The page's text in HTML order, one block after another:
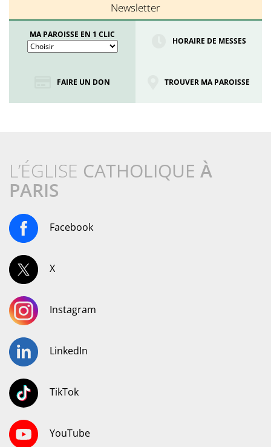
Newsletter
MA PAROISSE EN 1 CLIC
HORAIRE DE MESSES
FAIRE UN DON TROUVER MA PAROISSE
L’ÉGLISE CATHOLIQUE À
PARIS
Facebook
X
Instagram
LinkedIn
TikTok
YouTube